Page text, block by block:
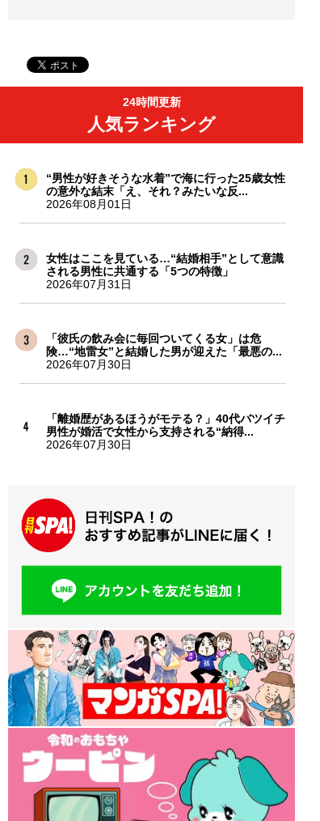
24時間更新
人気ランキング
“男性が好きそうな水着”で海に行った25歳女性
の意外な結末「え、それ？みたいな反...
2026年08月01日
女性はここを見ている…“結婚相手”として意識
される男性に共通する「5つの特徴」
2026年07月31日
「彼氏の飲み会に毎回ついてくる女」は危
険…“地雷女”と結婚した男が迎えた「最悪の...
2026年07月30日
「離婚歴があるほうがモテる？」40代バツイチ
男性が婚活で女性から支持される“納得...
2026年07月30日